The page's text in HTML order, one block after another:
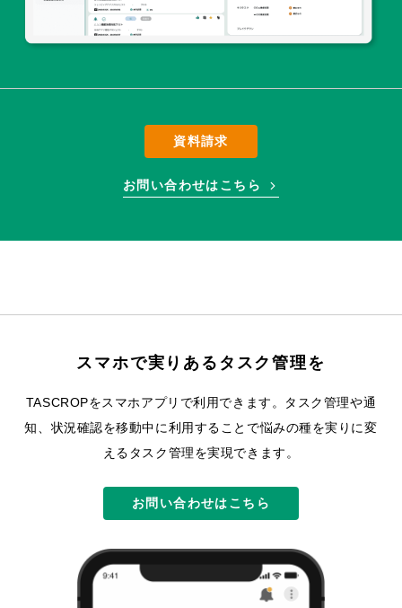
資料請求
お問い合わせはこちら
スマホで実りあるタスク管理を
TASCROPをスマホアプリで利用できます。
タスク管理や通
知、状況確認を移動中に利用することで悩みの種を実りに変
えるタスク管理を実現できます。
お問い合わせはこちら